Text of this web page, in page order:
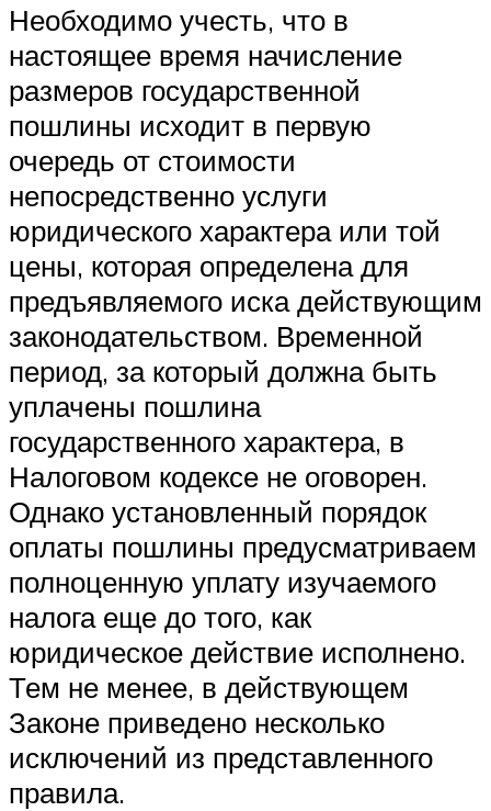
Необходимо учесть, что в
настоящее время начисление
размеров государственной
пошлины исходит в первую
очередь от стоимости
непосредственно услуги
юридического характера или той
цены, которая определена для
предъявляемого иска действующим
законодательством. Временной
период, за который должна быть
уплачены пошлина
государственного характера, в
Налоговом кодексе не оговорен.
Однако установленный порядок
оплаты пошлины предусматриваем
полноценную уплату изучаемого
налога еще до того, как
юридическое действие исполнено.
Тем не менее, в действующем
Законе приведено несколько
исключений из представленного
правила.